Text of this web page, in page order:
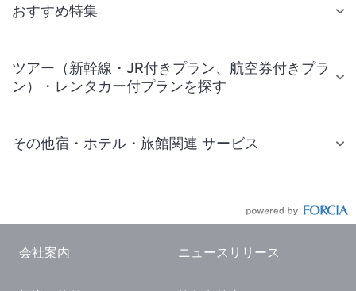
おすすめ特集
ツアー（新幹線・JR付きプラン、航空券付きプラ
ン）・レンタカー付プランを探す
その他宿・ホテル・旅館関連 サービス
会社案内 ニュースリリース